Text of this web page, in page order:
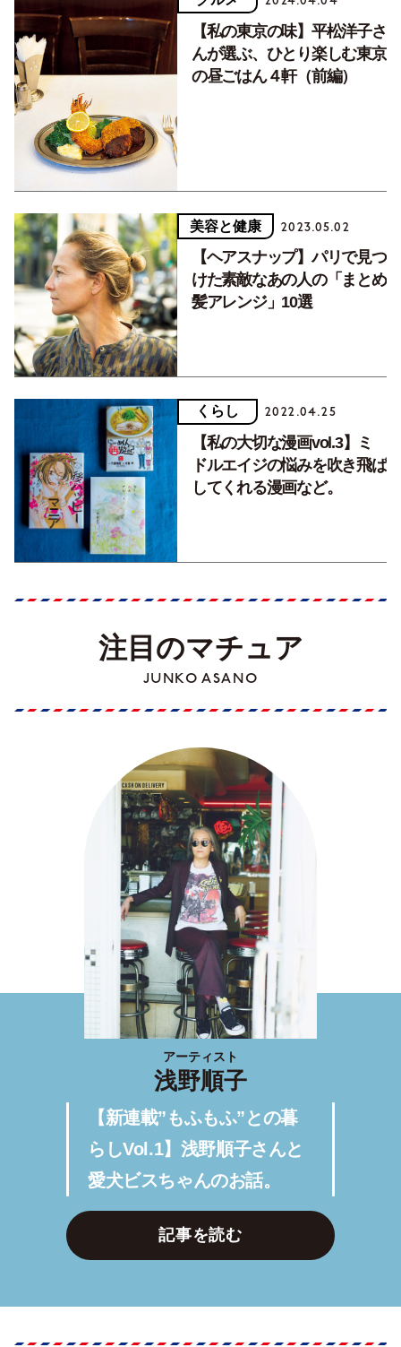
【私の東京の味】平松洋子さ
んが選ぶ、ひとり楽しむ東京
の昼ごはん４軒（前編）
美容と健康 2023.05.02
【ヘアスナップ】パリで見つ
けた素敵なあの人の「まとめ
髪アレンジ」10選
くらし 2022.04.25
【私の大切な漫画vol.3】ミ
ドルエイジの悩みを吹き飛ば
してくれる漫画など。
注目のマチュア
JUNKO ASANO
アーティスト
浅野順子
【新連載”もふもふ”との暮
らしVol.1】浅野順子さんと
愛犬ビスちゃんのお話。
記事を読む